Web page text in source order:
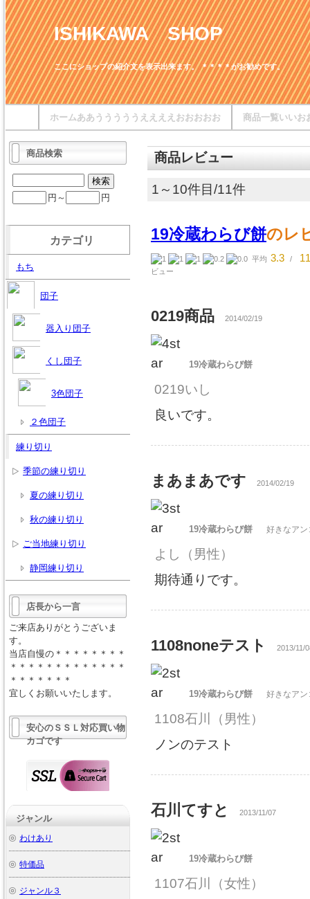
ISHIKAWA SHOP
ここにショップの紹介文を表示出来ます。 ＊＊＊＊がお勧めです。
商品一覧いいお
ホームああうううううええええおおおおお
商品レビュー
1～10件目/11件
19冷蔵わらび餅のレ
平均 3.3 / 11
ビュー
0219商品 2014/02/19
19冷蔵わらび餅
0219いし
良いです。
まあまあです 2014/02/19
19冷蔵わらび餅 好きなア
よし
（男性）
期待通りです。
1108noneテスト 2013/11/
19冷蔵わらび餅 好きなア
1108石川
（男性）
ノンのテスト
石川てすと 2013/11/07
19冷蔵わらび餅
1107石川
（女性）
商品検索
円～ 円
カテゴリ
もち
団子
器入り団子
くし団子
3色団子
２色団子
練り切り
季節の練り切り
夏の練り切り
秋の練り切り
ご当地練り切り
静岡練り切り
店長から一言
ご来店ありがとうございま
す。
当店自慢の＊＊＊＊＊＊＊＊
＊＊＊＊＊＊＊＊＊＊＊＊＊
＊＊＊＊＊＊＊
宜しくお願いいたします。
安心のＳＳＬ対応買い物
カゴです
ジャンル
わけあり
特価品
ジャンル３